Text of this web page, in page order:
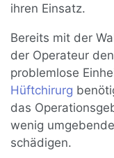
ihren Einsatz.
Bereits mit der
der Operateur
problemlose
Hüftchirurg
das
wenig
schädigen.